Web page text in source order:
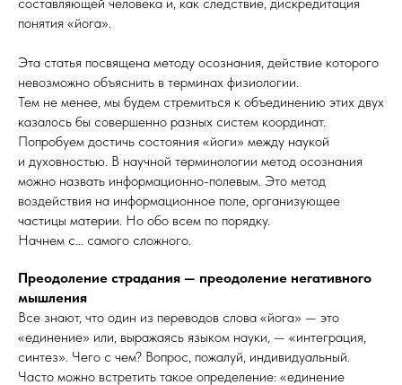
понятия «йога».
Эта статья посвящена методу осознания, действие которого
невозможно объяснить в терминах физиологии.
Тем не менее, мы будем стремиться к объединению этих двух
казалось бы совершенно разных систем координат.
Попробуем достичь состояния «йоги» между наукой
и духовностью. В научной терминологии метод осознания
можно назвать информационно-полевым. Это метод
воздействия на информационное поле, организующее
частицы материи. Но обо всем по порядку.
Начнем с… самого сложного.
Преодоление страдания — преодоление негативного
мышления
Все знают, что один из переводов слова «йога» — это
«единение» или, выражаясь языком науки, — «интеграция,
синтез». Чего с чем? Вопрос, пожалуй, индивидуальный.
Часто можно встретить такое определение: «единение